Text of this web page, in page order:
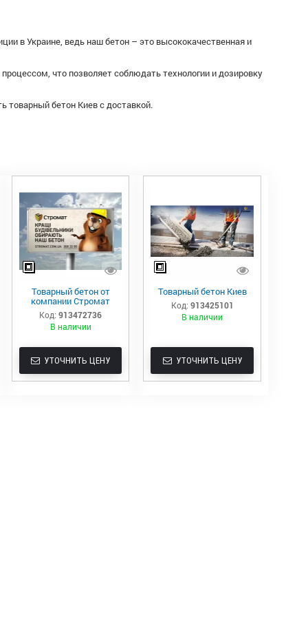
в Украине, ведь наш бетон – это высококачественная и
что позволяет соблюдать технологии и дозировку
бетон Киев с доставкой.
Товарный бетон от
компании Стромат
Код: 913472736
В наличии
УТОЧНИТЬ ЦЕНУ
Товарный бетон Киев
Код: 913425101
В наличии
УТОЧНИТЬ ЦЕНУ